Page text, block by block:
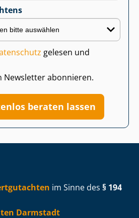
gelesen und
Newsletter abonnieren.
beraten lassen
im Sinne des § 194
Darmstadt